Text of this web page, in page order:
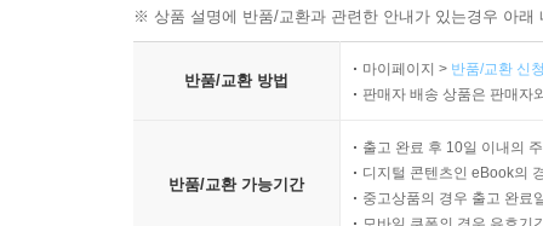
※ 상품 설명에 반품/교환과 관련한 안내가 있는경우 아
반품/교환 방법
마이페이지 > 반품/교환 신
판매자 배송 상품은 판매자
반품/교환 가능기간
출고 완료 후 10일 이내의
디지털 콘텐츠인 eBook의
중고상품의 경우 출고 완료